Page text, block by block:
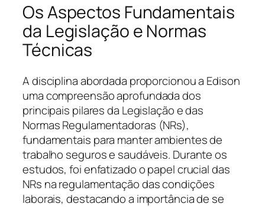
Os Aspectos Fundamentais
da Legislação e Normas
Técnicas
A disciplina abordada proporcionou a Edison
uma compreensão aprofundada dos
principais pilares da Legislação e das
Normas Regulamentadoras (NRs),
fundamentais para manter ambientes de
trabalho seguros e saudáveis. Durante os
estudos, foi enfatizado o papel crucial das
NRs na regulamentação das condições
laborais, destacando a importância de se